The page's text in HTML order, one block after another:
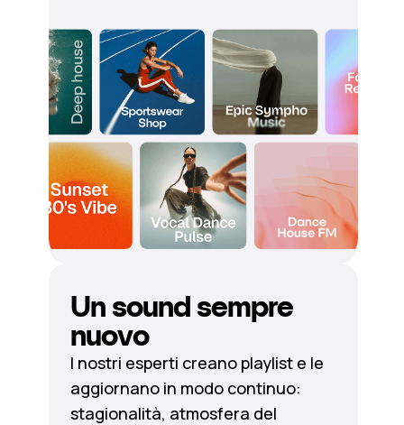
Un sound sempre
nuovo
I nostri esperti creano playlist e le
aggiornano in modo continuo:
stagionalità, atmosfera del